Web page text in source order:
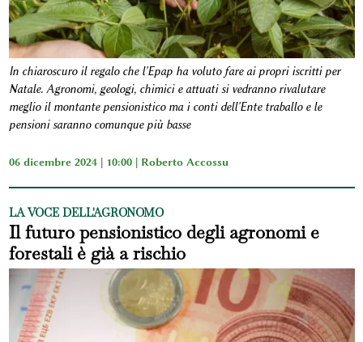
In chiaroscuro il regalo che l'Epap ha voluto fare ai propri iscritti per
Natale. Agronomi, geologi, chimici e attuati si vedranno rivalutare
meglio il montante pensionistico ma i conti dell'Ente traballo e le
pensioni saranno comunque più basse
06 dicembre 2024 | 10:00 | Roberto Accossu
LA VOCE DELL'AGRONOMO
Il futuro pensionistico degli agronomi e
forestali è già a rischio